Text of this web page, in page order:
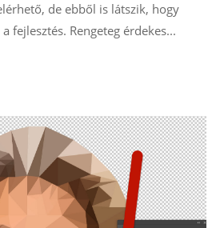
de ebből is látszik, hogy
fejlesztés. Rengeteg érdekes...